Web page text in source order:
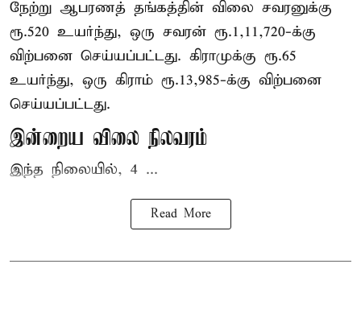
நேற்று ஆபரணத் தங்கத்தின் விலை சவரனுக்கு
ரூ.520 உயர்ந்து, ஒரு சவரன் ரூ.1,11,720-க்கு
விற்பனை செய்யப்பட்டது. கிராமுக்கு ரூ.65
உயர்ந்து, ஒரு கிராம் ரூ.13,985-க்கு விற்பனை
செய்யப்பட்டது.
இன்றைய விலை நிலவரம்
இந்த நிலையில், 4 ...
Read More